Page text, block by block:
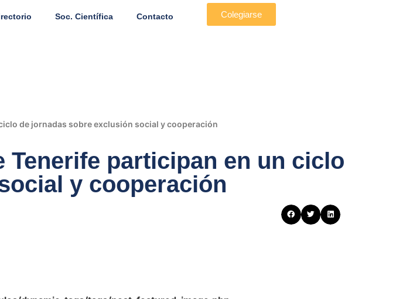
Soc. Científica Contacto Colegiarse
de jornadas sobre exclusión social y cooperación
Tenerife participan en un ciclo
y cooperación